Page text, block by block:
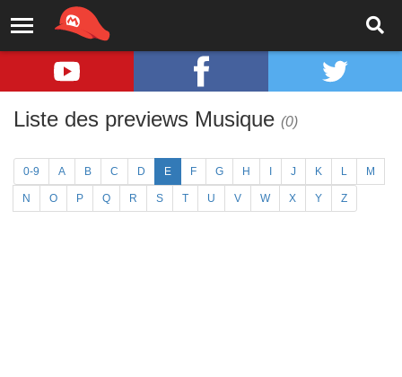
Liste des previews Musique (0)
0-9 A B C D E F G H J K L M
N O P Q R S T U V W X Y Z